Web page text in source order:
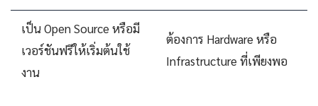
เป็น Open Source หรือมี
เวอร์ชันฟรีให้เริ่มต้นใช้
งาน
ต้องการ Hardware หรือ
Infrastructure ที่เพียงพอ